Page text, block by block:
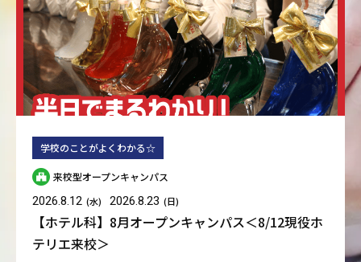
学校のことがよくわかる☆
来校型オープンキャンパス
2026.8.12 (水) 2026.8.23 (日)
【ホテル科】8月オープンキャンパス＜8/12現役ホ
テリエ来校＞